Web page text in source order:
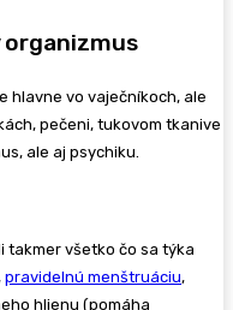
organizmus
hlavne vo vaječníkoch, ale
pečeni, tukovom tkanive
ale aj psychiku.
takmer všetko čo sa týka
pravidelnú menštruáciu,
hlienu (pomáha